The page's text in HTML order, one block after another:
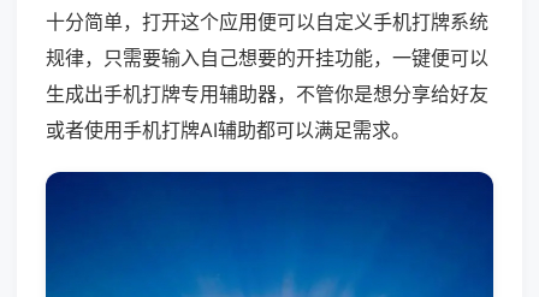
十分简单，打开这个应用便可以自定义手机打牌系统
规律，只需要输入自己想要的开挂功能，一键便可以
生成出手机打牌专用辅助器，不管你是想分享给好友
或者使用手机打牌AI辅助都可以满足需求。